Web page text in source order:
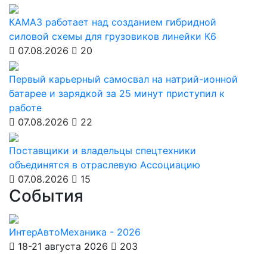
КАМАЗ работает над созданием гибридной
силовой схемы для грузовиков линейки К6
07.08.2026
20
Первый карьерный самосвал на натрий-ионной
батарее и зарядкой за 25 минут приступил к
работе
07.08.2026
22
Поставщики и владельцы спецтехники
объединятся в отраслевую Ассоциацию
07.08.2026
15
События
ИнтерАвтоМеханика - 2026
18-21 августа 2026
203